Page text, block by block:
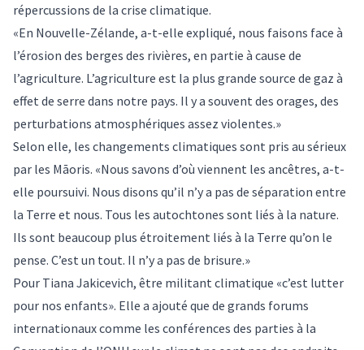
répercussions de la crise climatique.
«En Nouvelle-Zélande, a-t-elle expliqué, nous faisons face à
l’érosion des berges des rivières, en partie à cause de
l’agriculture. L’agriculture est la plus grande source de gaz à
effet de serre dans notre pays. Il y a souvent des orages, des
perturbations atmosphériques assez violentes.»
Selon elle, les changements climatiques sont pris au sérieux
par les Māoris. «Nous savons d’où viennent les ancêtres, a-t-
elle poursuivi. Nous disons qu’il n’y a pas de séparation entre
la Terre et nous. Tous les autochtones sont liés à la nature.
Ils sont beaucoup plus étroitement liés à la Terre qu’on le
pense. C’est un tout. Il n’y a pas de brisure.»
Pour Tiana Jakicevich, être militant climatique «c’est lutter
pour nos enfants». Elle a ajouté que de grands forums
internationaux comme les conférences des parties à la